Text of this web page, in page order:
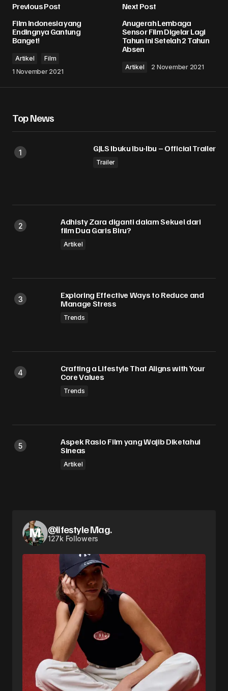
Ruas yang wajib ditandai *
Your Name
Previous Post
Film Indonesia yang
Endingnya Gantung
Banget!
Artikel
Film
1 November 2021
Next Post
Anugerah Lembaga
Sensor Film Digelar Lagi
Tahun Ini Setelah 2 Tahun
Absen
Artikel 2 November 2021
Top News
GJLS Ibuku Ibu-Ibu – Official Trailer
Trailer
Adhisty Zara diganti dalam Sekuel dari
film Dua Garis Biru?
Artikel
Exploring Effective Ways to Reduce and
Manage Stress
Trends
Crafting a Lifestyle That Aligns with Your
Core Values
Trends
Aspek Rasio Film yang Wajib Diketahui
Sineas
Artikel
@lifestyle Mag.
127k Followers